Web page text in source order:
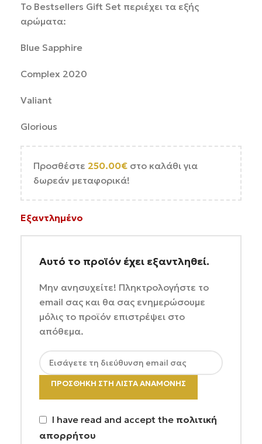
Το Bestsellers Gift Set περιέχει τα εξής
αρώματα:
Blue Sapphire
Complex 2020
Valiant
Glorious
Προσθέστε 250.00€ στο καλάθι για
δωρεάν μεταφορικά!
Εξαντλημένο
Αυτό το προϊόν έχει εξαντληθεί.
Μην ανησυχείτε! Πληκτρολογήστε το
email σας και θα σας ενημερώσουμε
μόλις το προϊόν επιστρέψει στο
απόθεμα.
ΠΡΟΣΘΉΚΗ ΣΤΗ ΛΊΣΤΑ ΑΝΑΜΟΝΉΣ
I have read and accept the πολιτική
απορρήτου